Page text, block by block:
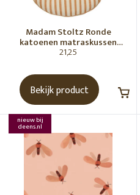
Madam Stoltz Ronde
katoenen matraskussen
Gebroken wit, donkere
21,25
Bekijk product
nieuw bij
deens.nl